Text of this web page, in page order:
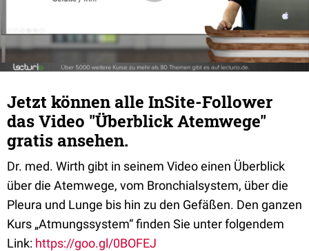
Jetzt können alle InSite-Follower
das Video "Überblick Atemwege"
gratis ansehen.
Dr. med. Wirth gibt in seinem Video einen Überblick
über die Atemwege, vom Bronchialsystem, über die
Pleura und Lunge bis hin zu den Gefäßen. Den ganzen
Kurs „Atmungssystem“ finden Sie unter folgendem
Link: https://goo.gl/0BOFEJ